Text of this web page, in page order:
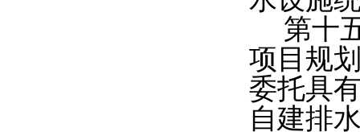
第十
项目规
委托具
自建排